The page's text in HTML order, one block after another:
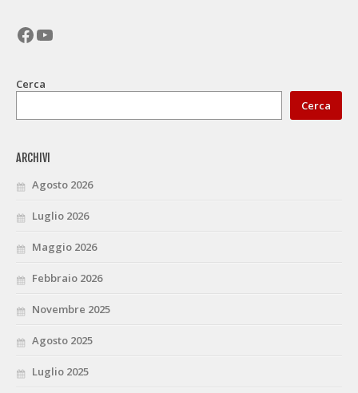
Facebook
YouTube
Cerca
Cerca
ARCHIVI
Agosto 2026
Luglio 2026
Maggio 2026
Febbraio 2026
Novembre 2025
Agosto 2025
Luglio 2025